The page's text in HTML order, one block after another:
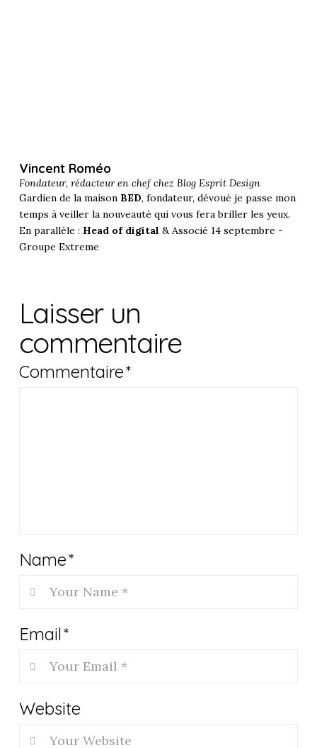
Vincent Roméo
Fondateur, rédacteur en chef chez Blog Esprit Design
Gardien de la maison BED, fondateur, dévoué je passe mon
temps à veiller la nouveauté qui vous fera briller les yeux.
En parallèle : Head of digital & Associé 14 septembre -
Groupe Extreme
Laisser un
commentaire
Commentaire*
Name*
Email*
Website